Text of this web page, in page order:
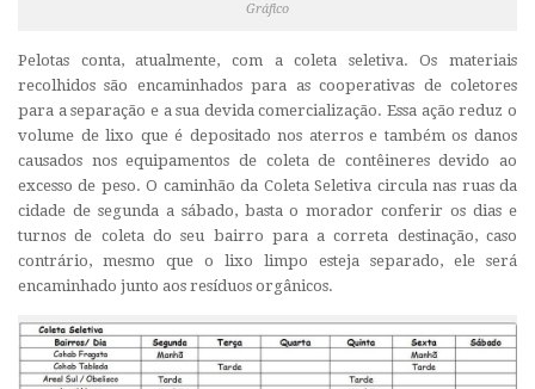
Gráfico
Pelotas conta, atualmente, com a coleta seletiva. Os materiais
recolhidos são encaminhados para as cooperativas de coletores
para a separação e a sua devida comercialização. Essa ação reduz o
volume de lixo que é depositado nos aterros e também os danos
causados nos equipamentos de coleta de contêineres devido ao
excesso de peso. O caminhão da Coleta Seletiva circula nas ruas da
cidade de segunda a sábado, basta o morador conferir os dias e
turnos de coleta do seu bairro para a correta destinação, caso
contrário, mesmo que o lixo limpo esteja separado, ele será
encaminhado junto aos resíduos orgânicos.